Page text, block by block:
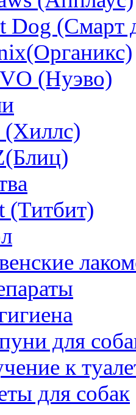
Dog (Смарт
(Нуэво)
(Титбит)
для
к
для собак